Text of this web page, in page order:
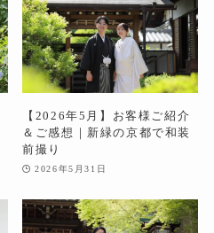
【2026年5月】お客様ご紹介
＆ご感想｜新緑の京都で和装
前撮り
2026年5月31日